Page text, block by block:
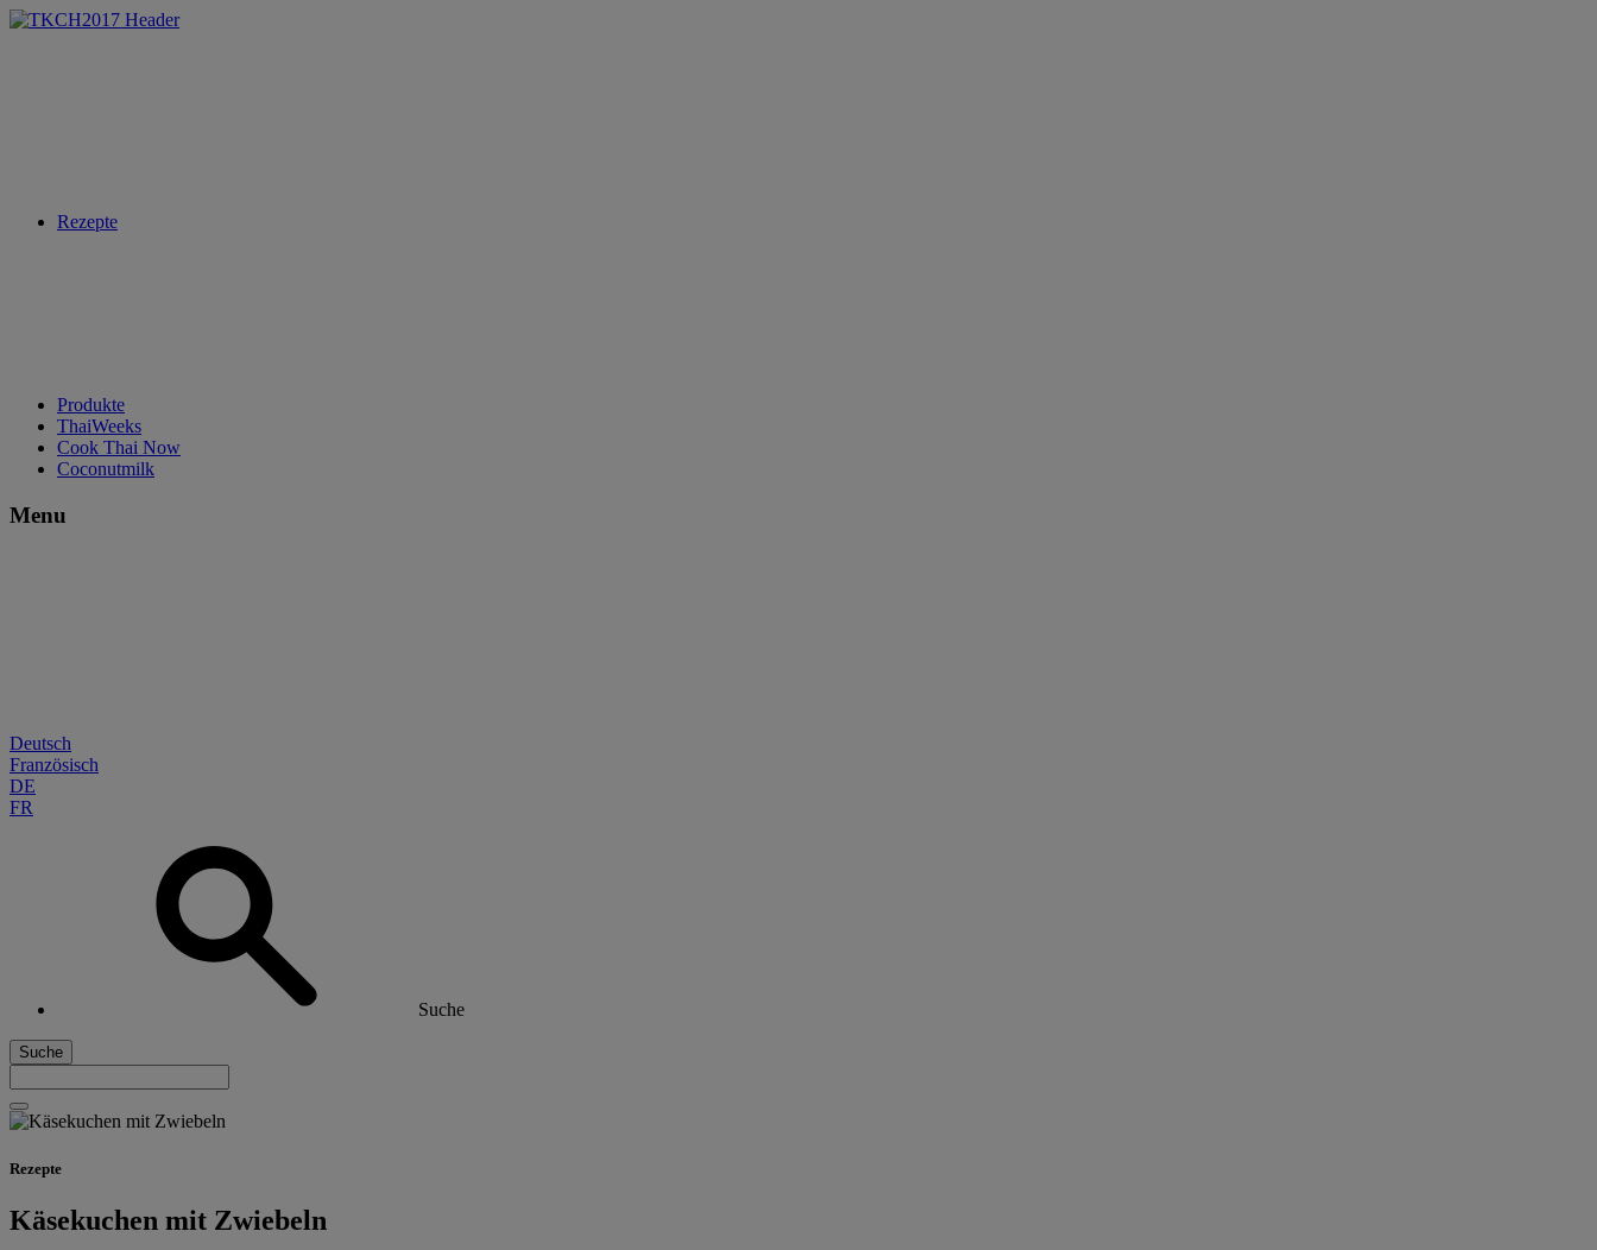
Rezepte
Produkte
ThaiWeeks
Cook Thai Now
Coconutmilk
Menu
Deutsch
Französisch
DE
FR
Suche
Suche
Rezepte
Käsekuchen mit Zwiebeln